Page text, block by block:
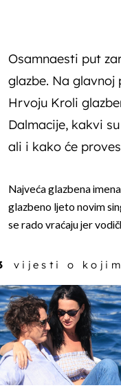
Osamnaesti put
glazbe. Na glavnoj
Hrvoju Kroli
Dalmacije, kakvi
ali i kako će
Najveća glazbena
glazbeno ljeto novim
se rado vraćaju jer
vijesti o